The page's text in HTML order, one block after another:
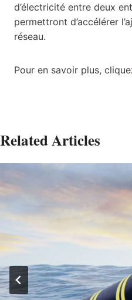
d’électricité entre deux
permettront d’accélérer
réseau.
Pour en savoir plus,
Related Articles